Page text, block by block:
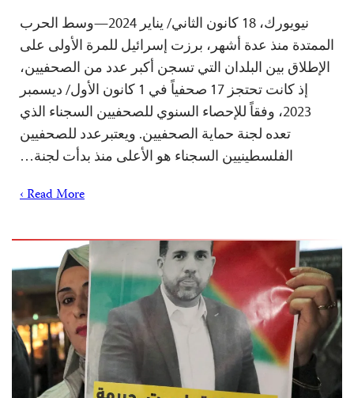
نيويورك، 18 كانون الثاني/ يناير 2024—وسط الحرب
الممتدة منذ عدة أشهر، برزت إسرائيل للمرة الأولى على
الإطلاق بين البلدان التي تسجن أكبر عدد من الصحفيين،
إذ كانت تحتجز 17 صحفياً في 1 كانون الأول/ ديسمبر
2023، وفقاً للإحصاء السنوي للصحفيين السجناء الذي
تعده لجنة حماية الصحفيين. ويعتبرعدد للصحفيين
الفلسطينيين السجناء هو الأعلى منذ بدأت لجنة…
Read More ›